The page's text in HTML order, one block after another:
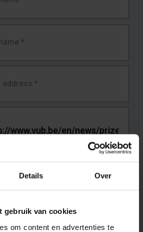
Details Over
gebruik van cookies
om content en advertenties te
*
address *
of the page where you encountered the error.